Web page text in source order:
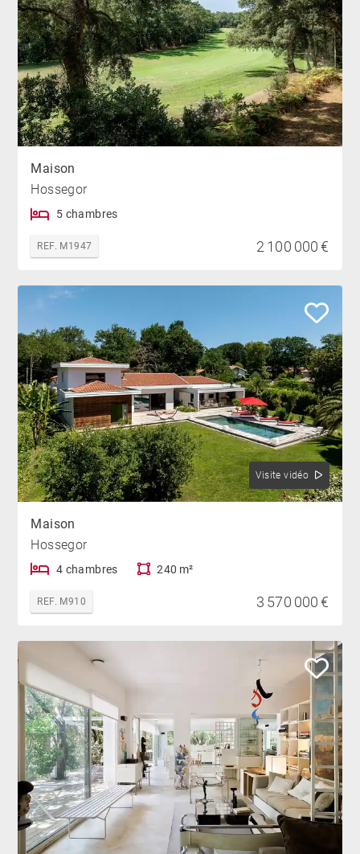
Maison
Hossegor
5 chambres
REF. M1947 2 100 000 €
Visite vidéo
Maison
Hossegor
4 chambres 240 m²
REF. M910 3 570 000 €